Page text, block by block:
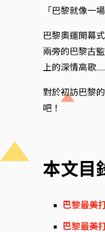
「巴黎就像一
巴黎奧運開幕
兩旁的巴黎古
上的深情高歌
對於初訪巴黎
吧！
本文目
巴黎最美
巴黎最美